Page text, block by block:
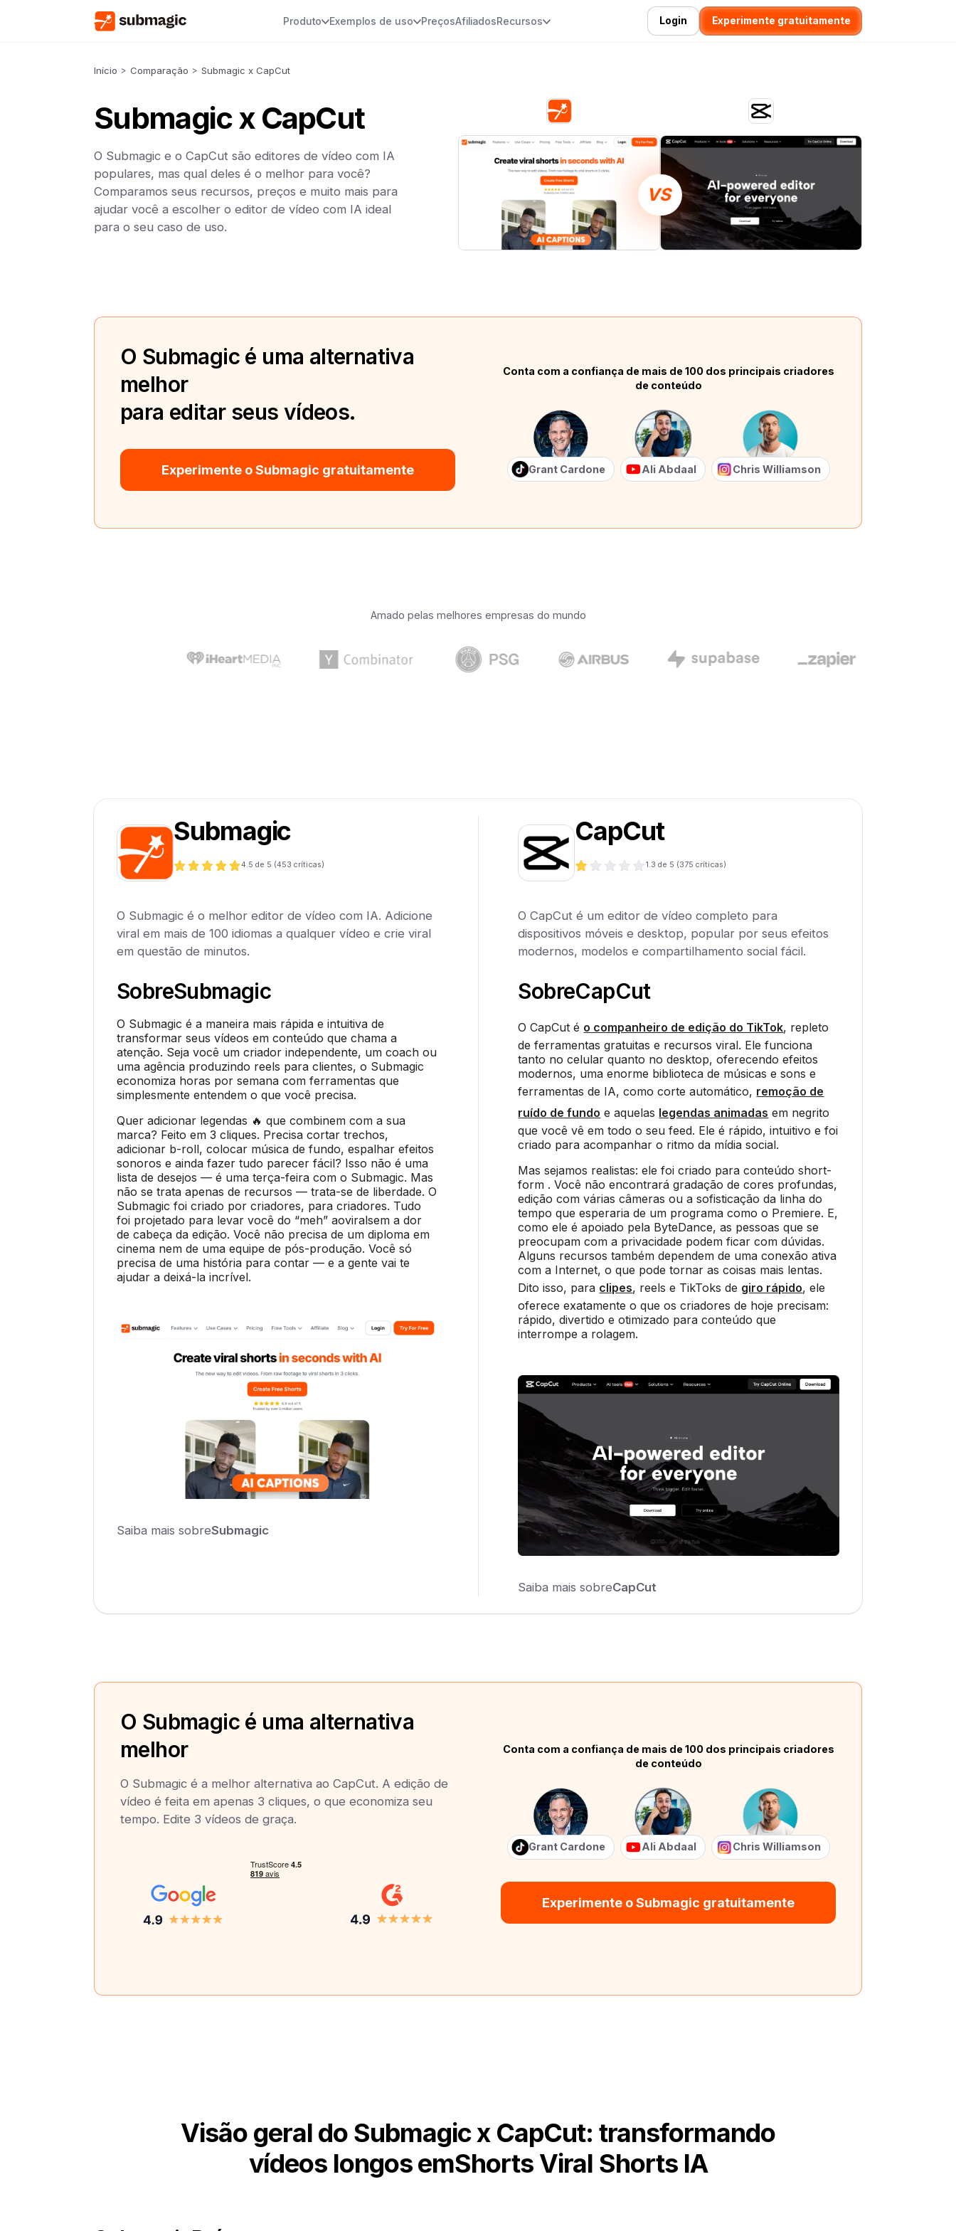
Produto Exemplos de uso PreçosAfiliadosRecursos Login Experimente gratuitamente
Início > Comparação > Submagic x CapCut
Submagic x CapCut
O Submagic e o CapCut são editores de vídeo com IA
populares, mas qual deles é o melhor para você?
Comparamos seus recursos, preços e muito mais para
ajudar você a escolher o editor de vídeo com IA ideal
para o seu caso de uso.
VS
O Submagic é uma alternativa
melhor
para editar seus vídeos.
Experimente o Submagic gratuitamente
Conta com a confiança de mais de 100 dos principais criadores
de conteúdo
Grant Cardone Ali Abdaal Chris Williamson
Amado pelas melhores empresas do mundo
Submagic
4.5 de 5 (453 críticas)
O Submagic é o melhor editor de vídeo com IA. Adicione
viral em mais de 100 idiomas a qualquer vídeo e crie viral
em questão de minutos.
SobreSubmagic
O Submagic é a maneira mais rápida e intuitiva de
transformar seus vídeos em conteúdo que chama a
atenção. Seja você um criador independente, um coach ou
uma agência produzindo reels para clientes, o Submagic
economiza horas por semana com ferramentas que
simplesmente entendem o que você precisa.
Quer adicionar legendas 🔥 que combinem com a sua
marca? Feito em 3 cliques. Precisa cortar trechos,
adicionar b-roll, colocar música de fundo, espalhar efeitos
sonoros e ainda fazer tudo parecer fácil? Isso não é uma
lista de desejos — é uma terça-feira com o Submagic. Mas
não se trata apenas de recursos — trata-se de liberdade. O
Submagic foi criado por criadores, para criadores. Tudo
foi projetado para levar você do “meh” aoviralsem a dor
de cabeça da edição. Você não precisa de um diploma em
cinema nem de uma equipe de pós-produção. Você só
precisa de uma história para contar — e a gente vai te
ajudar a deixá-la incrível.
Saiba mais sobreSubmagic
CapCut
1.3 de 5 (375 críticas)
O CapCut é um editor de vídeo completo para
dispositivos móveis e desktop, popular por seus efeitos
modernos, modelos e compartilhamento social fácil.
SobreCapCut
O CapCut é o companheiro de edição do TikTok, repleto
de ferramentas gratuitas e recursos viral. Ele funciona
tanto no celular quanto no desktop, oferecendo efeitos
modernos, uma enorme biblioteca de músicas e sons e
ferramentas de IA, como corte automático, remoção de
ruído de fundo e aquelas legendas animadas em negrito
que você vê em todo o seu feed. Ele é rápido, intuitivo e foi
criado para acompanhar o ritmo da mídia social.
Mas sejamos realistas: ele foi criado para conteúdo short-
form . Você não encontrará gradação de cores profundas,
edição com várias câmeras ou a sofisticação da linha do
tempo que esperaria de um programa como o Premiere. E,
como ele é apoiado pela ByteDance, as pessoas que se
preocupam com a privacidade podem ficar com dúvidas.
Alguns recursos também dependem de uma conexão ativa
com a Internet, o que pode tornar as coisas mais lentas.
Dito isso, para clipes, reels e TikToks de giro rápido, ele
oferece exatamente o que os criadores de hoje precisam:
rápido, divertido e otimizado para conteúdo que
interrompe a rolagem.
Saiba mais sobreCapCut
O Submagic é uma alternativa
melhor
O Submagic é a melhor alternativa ao CapCut. A edição de
vídeo é feita em apenas 3 cliques, o que economiza seu
tempo. Edite 3 vídeos de graça.
Conta com a confiança de mais de 100 dos principais criadores
de conteúdo
Grant Cardone Ali Abdaal Chris Williamson
Experimente o Submagic gratuitamente
Visão geral do Submagic x CapCut: transformando
vídeos longos emShorts Viral Shorts IA